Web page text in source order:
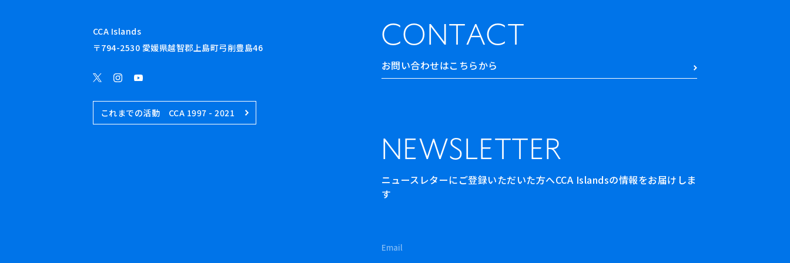
CONTACT
お問い合わせはこちらから
NEWSLETTER
ニュースレターにご登録いただいた方へCCA Islandsの情報をお届けしま
す
CCA Islands
〒794-2530 愛媛県越智郡上島町弓削豊島46
これまでの活動 CCA 1997 - 2021